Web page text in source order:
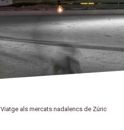
Viatge als mercats nadalencs de Zúric